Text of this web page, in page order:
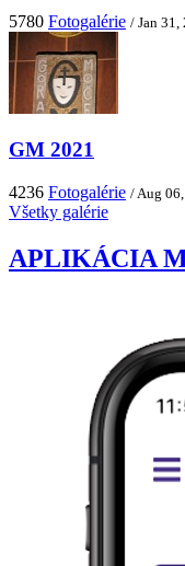
5780 Fotogalérie / Jan 31,
GM 2021
4236 Fotogalérie / Aug
Všetky galérie
APLIKÁCIA